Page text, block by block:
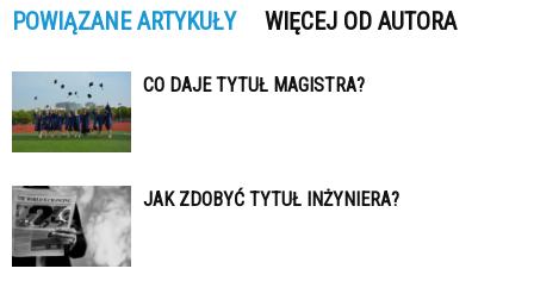
POWIĄZANE ARTYKUŁY WIĘCEJ OD AUTORA
CO DAJE TYTUŁ MAGISTRA?
JAK ZDOBYĆ TYTUŁ INŻYNIERA?